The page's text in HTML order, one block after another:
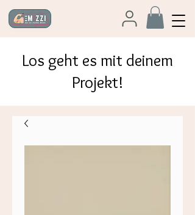
Los geht es mit deinem
Projekt!